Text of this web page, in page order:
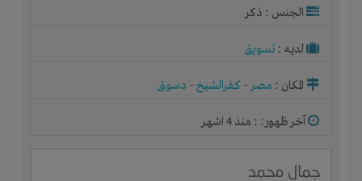
الجنس : ذكر
لديـه : تسويق
المكان : مصر- كفرالشيخ- دسوق
آخر ظهور: : منذ 4 اشهر
جمال محمد